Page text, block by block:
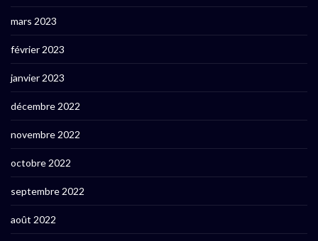
mars 2023
février 2023
janvier 2023
décembre 2022
novembre 2022
octobre 2022
septembre 2022
août 2022